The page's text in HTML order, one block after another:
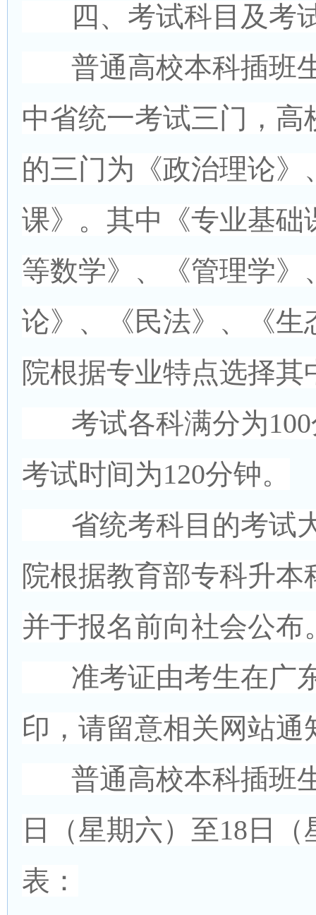
四、考试科目及考
普通高校本科插班
中省统一考试三门，
的三门为《政治理论
课》。其中《专业基
等数学》、《管理学
论》、《民法》、《
院根据专业特点选择其
考试各科满分为100
考试时间为120分钟。
省统考科目的考试
院根据教育部专科升
并于报名前向社会公布
准考证由考生在广
印，请留意相关网站
普通高校本科插班生
日（星期六）至18日
表：